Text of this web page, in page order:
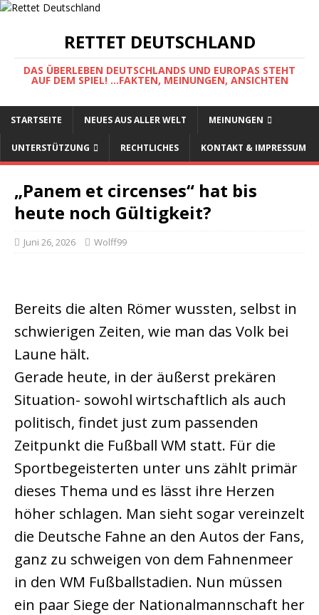
RETTET DEUTSCHLAND
DAS ÜBERLEBEN DEUTSCHLANDS UND EUROPAS STEHT
AUF DEM SPIEL! ...FAKTEN, MEINUNGEN, ANSICHTEN
STARTSEITE NEUES AUS ALLER WELT MEINUNGEN
UNTERSTÜTZUNG RECHTLICHES KONTAKT & IMPRESSUM
„Panem et circenses“ hat bis
heute noch Gültigkeit?
Juni 26, 2026 Wolff99
Bereits die alten Römer wussten, selbst in
schwierigen Zeiten, wie man das Volk bei
Laune hält.
Gerade heute, in der äußerst prekären
Situation- sowohl wirtschaftlich als auch
politisch, findet just zum passenden
Zeitpunkt die Fußball WM statt. Für die
Sportbegeisterten unter uns zählt primär
dieses Thema und es lässt ihre Herzen
höher schlagen. Man sieht sogar vereinzelt
die Deutsche Fahne an den Autos der Fans,
ganz zu schweigen von dem Fahnenmeer
in den WM Fußballstadien. Nun müssen
ein paar Siege der Nationalmannschaft her